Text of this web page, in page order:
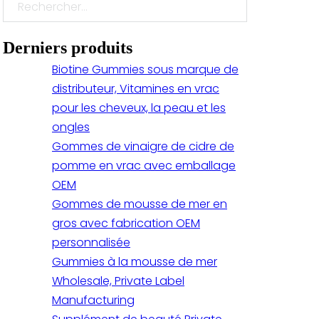
Rechercher
Derniers produits
Biotine Gummies sous marque de
distributeur, Vitamines en vrac
pour les cheveux, la peau et les
ongles
Gommes de vinaigre de cidre de
pomme en vrac avec emballage
OEM
Gommes de mousse de mer en
gros avec fabrication OEM
personnalisée
Gummies à la mousse de mer
Wholesale, Private Label
Manufacturing